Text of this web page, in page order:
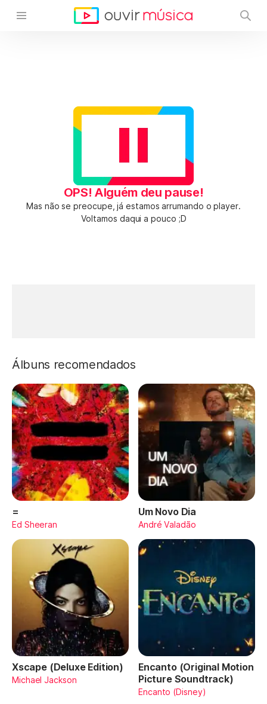
OPS! Alguém deu pause!
Mas não se preocupe, já estamos arrumando o player.
Voltamos daqui a pouco ;D
Álbuns recomendados
=
Ed Sheeran
Um Novo Dia
André Valadão
Xscape (Deluxe Edition)
Michael Jackson
Encanto (Original Motion
Picture Soundtrack)
Encanto (Disney)